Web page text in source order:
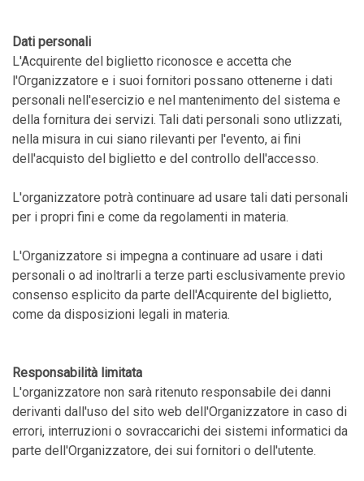
Dati personali
L'Acquirente del biglietto riconosce e accetta che
l'Organizzatore e i suoi fornitori possano ottenerne i dati
personali nell'esercizio e nel mantenimento del sistema e
della fornitura dei servizi. Tali dati personali sono utlizzati,
nella misura in cui siano rilevanti per l'evento, ai fini
dell'acquisto del biglietto e del controllo dell'accesso.
L'organizzatore potrà continuare ad usare tali dati personali
per i propri fini e come da regolamenti in materia.
L'Organizzatore si impegna a continuare ad usare i dati
personali o ad inoltrarli a terze parti esclusivamente previo
consenso esplicito da parte dell'Acquirente del biglietto,
come da disposizioni legali in materia.
Responsabilità limitata
L'organizzatore non sarà ritenuto responsabile dei danni
derivanti dall'uso del sito web dell'Organizzatore in caso di
errori, interruzioni o sovraccarichi dei sistemi informatici da
parte dell'Organizzatore, dei sui fornitori o dell'utente.